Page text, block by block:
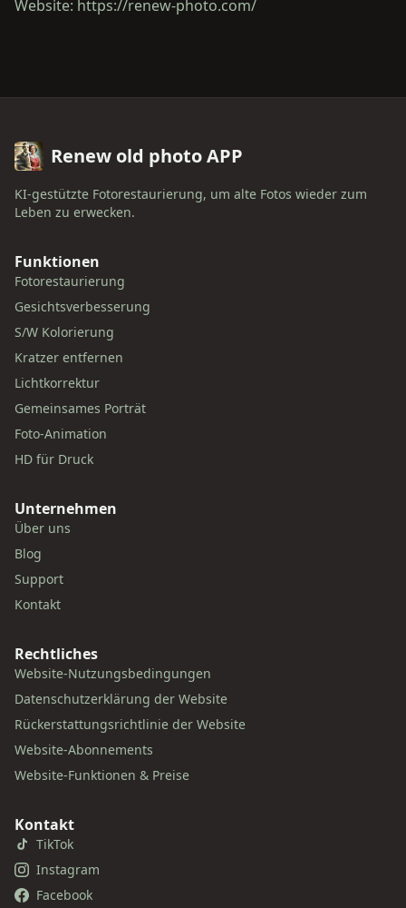
Renew old photo APP
KI-gestützte Fotorestaurierung, um alte Fotos wieder zum
Leben zu erwecken.
Funktionen
Fotorestaurierung
Gesichtsverbesserung
S/W Kolorierung
Kratzer entfernen
Lichtkorrektur
Gemeinsames Porträt
Foto-Animation
HD für Druck
Unternehmen
Über uns
Blog
Support
Kontakt
Rechtliches
Website-Nutzungsbedingungen
Datenschutzerklärung der Website
Rückerstattungsrichtlinie der Website
Website-Abonnements
Website-Funktionen & Preise
Kontakt
TikTok
Instagram
Facebook